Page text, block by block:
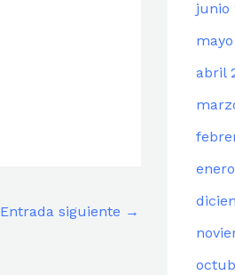
Entrada siguiente →
junio
abril